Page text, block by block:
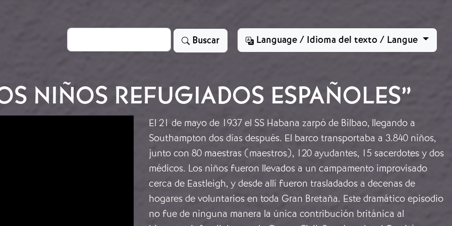
Search Buscar Language / Idioma del texto / Langue
NIÑOS REFUGIADOS ESPAÑOLES”
El 21 de mayo de 1937 el SS Habana zarpó de Bilbao, llegando a
Southampton dos días después. El barco transportaba a 3.840 niños,
junto con 80 maestras (maestros), 120 ayudantes, 15 sacerdotes y dos
médicos. Los niños fueron llevados a un campamento improvisado
cerca de Eastleigh, y desde allí fueron trasladados a decenas de
hogares de voluntarios en toda Gran Bretaña. Este dramático episodio
no fue de ninguna manera la única contribución británica al